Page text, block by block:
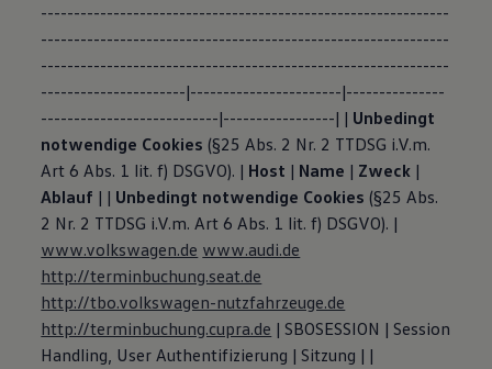
--------------------------------------------------------------
--------------------------------------------------------------
--------------------------------------------------------------
----------------------|-----------------------|---------------
---------------------------|-----------------| | Unbedingt
notwendige Cookies (§25 Abs. 2 Nr. 2 TTDSG i.V.m.
Art 6 Abs. 1 lit. f) DSGVO). | Host | Name | Zweck |
Ablauf | | Unbedingt notwendige Cookies (§25 Abs.
2 Nr. 2 TTDSG i.V.m. Art 6 Abs. 1 lit. f) DSGVO). |
www.volkswagen.de www.audi.de
http://terminbuchung.seat.de
http://tbo.volkswagen-nutzfahrzeuge.de
http://terminbuchung.cupra.de | SBOSESSION | Session
Handling, User Authentifizierung | Sitzung | |